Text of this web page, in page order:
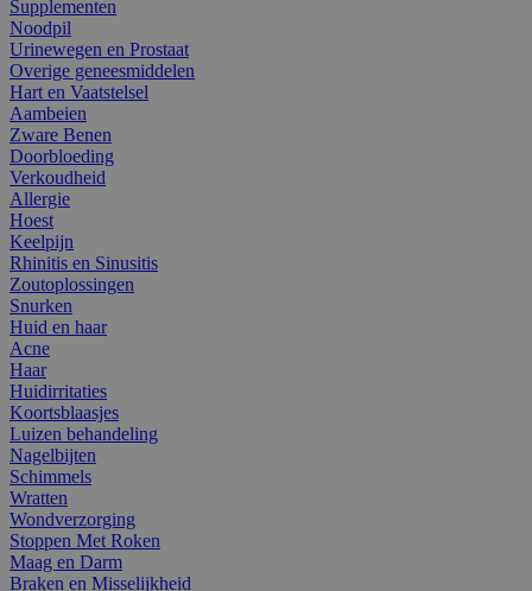
Supplementen
Noodpil
Urinewegen en Prostaat
Overige geneesmiddelen
Hart en Vaatstelsel
Aambeien
Zware Benen
Doorbloeding
Verkoudheid
Allergie
Hoest
Keelpijn
Rhinitis en Sinusitis
Zoutoplossingen
Snurken
Huid en haar
Acne
Haar
Huidirritaties
Koortsblaasjes
Luizen behandeling
Nagelbijten
Schimmels
Wratten
Wondverzorging
Stoppen Met Roken
Maag en Darm
Braken en Misselijkheid